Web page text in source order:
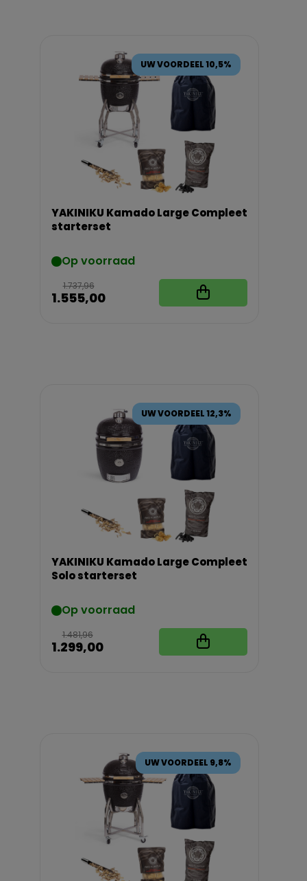
UW VOORDEEL 10,5%
YAKINIKU Kamado Large Compleet
starterset
Op voorraad
1.737,96
1.555,00
UW VOORDEEL 12,3%
YAKINIKU Kamado Large Compleet
Solo starterset
Op voorraad
1.481,96
1.299,00
UW VOORDEEL 9,8%